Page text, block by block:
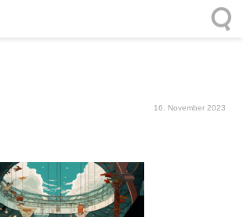
Ursprung
Impulse
16. November 2023